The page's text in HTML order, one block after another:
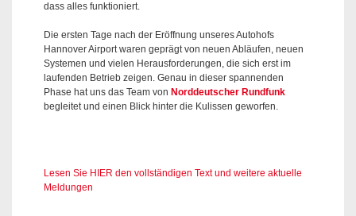
dass alles funktioniert.
Die ersten Tage nach der Eröffnung unseres Autohofs
Hannover Airport waren geprägt von neuen Abläufen, neuen
Systemen und vielen Herausforderungen, die sich erst im
laufenden Betrieb zeigen. Genau in dieser spannenden
Phase hat uns das Team von Norddeutscher Rundfunk
begleitet und einen Blick hinter die Kulissen geworfen.
Lesen Sie HIER den vollständigen Text und weitere aktuelle
Meldungen